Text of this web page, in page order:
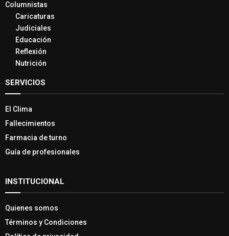
Columnistas
Caricaturas
Judiciales
Educación
Reflexión
Nutrición
SERVICIOS
El Clima
Fallecimientos
Farmacia de turno
Guía de profesionales
INSTITUCIONAL
Quienes somos
Términos y Condiciones